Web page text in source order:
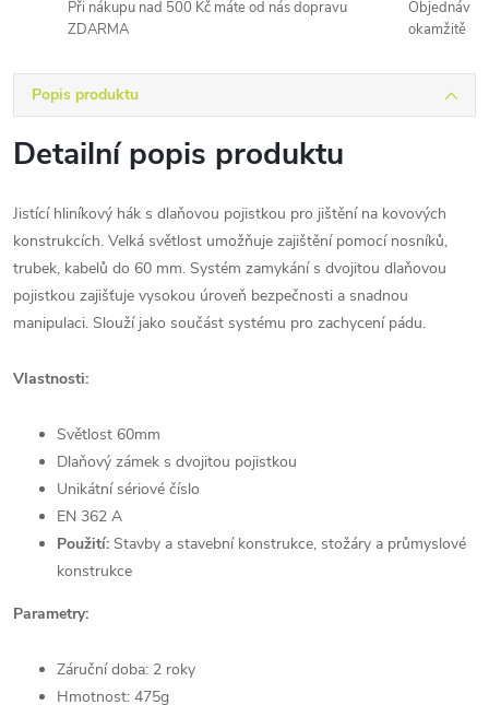
Při nákupu nad 500 Kč máte od nás dopravu
ZDARMA
okamžitě
Popis produktu
Detailní popis produktu
Jistící hliníkový hák s dlaňovou pojistkou pro jištění na kovových
konstrukcích. Velká světlost umožňuje zajištění pomocí nosníků,
trubek, kabelů do 60 mm. Systém zamykání s dvojitou dlaňovou
pojistkou zajišťuje vysokou úroveň bezpečnosti a snadnou
manipulaci. Slouží jako součást systému pro zachycení pádu.
Vlastnosti:
Světlost 60mm
Dlaňový zámek s dvojitou pojistkou
Unikátní sériové číslo
EN 362 A
Použití: Stavby a stavební konstrukce, stožáry a průmyslové
konstrukce
Parametry:
Záruční doba: 2 roky
Hmotnost: 475g